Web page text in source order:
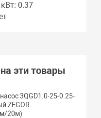
0.37
эти товары
3QGD1.0-25-0.25-
ZEGOR
20м)